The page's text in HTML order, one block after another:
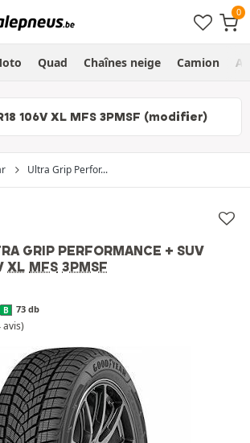
Quad Chaînes neige Camion
106V XL MFS 3PMSF (modifier)
Ultra Grip Perfor...
GRIP PERFORMANCE + SUV
XL MFS 3PMSF
B 73 db
avis)